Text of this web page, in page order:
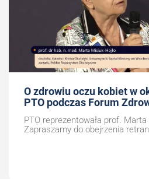
O zdrowiu oczu kobiet w
PTO podczas Forum
PTO reprezentowała prof. Marta
Zapraszamy do obejrzenia